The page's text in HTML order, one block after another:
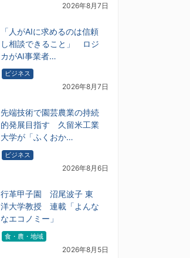
2026年8月7日
「人がAIに求めるのは信頼
し相談できること」 ロジ
カがAI事業者…
ビジネス
2026年8月7日
先端技術で園芸農業の持続
的発展目指す 久留米工業
大学が「ふくおか…
ビジネス
2026年8月6日
行革甲子園 沼尾波子 東
洋大学教授 連載「よんな
なエコノミー」
食・農・地域
2026年8月5日